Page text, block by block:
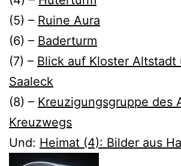
(5) – Ruine Aura
(6) – Baderturm
(7) – Blick auf Kloster Altstadt
Saaleck
(8) – Kreuzigungsgruppe des
Kreuzwegs
Und: Heimat (4): Bilder aus